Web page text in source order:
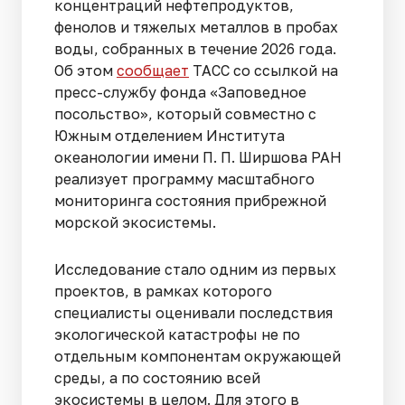
концентраций нефтепродуктов,
фенолов и тяжелых металлов в пробах
воды, собранных в течение 2026 года.
Об этом сообщает ТАСС со ссылкой на
пресс-службу фонда «Заповедное
посольство», который совместно с
Южным отделением Института
океанологии имени П. П. Ширшова РАН
реализует программу масштабного
мониторинга состояния прибрежной
морской экосистемы.
Исследование стало одним из первых
проектов, в рамках которого
специалисты оценивали последствия
экологической катастрофы не по
отдельным компонентам окружающей
среды, а по состоянию всей
экосистемы в целом. Для этого в